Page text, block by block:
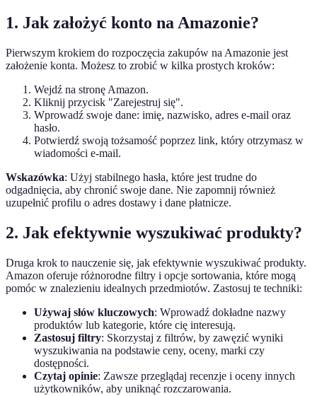
1. Jak założyć konto na Amazonie?
Pierwszym krokiem do rozpoczęcia zakupów na Amazonie jest
założenie konta. Możesz to zrobić w kilka prostych kroków:
Wejdź na stronę Amazon.
Kliknij przycisk "Zarejestruj się".
Wprowadź swoje dane: imię, nazwisko, adres e-mail oraz
hasło.
Potwierdź swoją tożsamość poprzez link, który otrzymasz w
wiadomości e-mail.
Wskazówka: Użyj stabilnego hasła, które jest trudne do
odgadnięcia, aby chronić swoje dane. Nie zapomnij również
uzupełnić profilu o adres dostawy i dane płatnicze.
2. Jak efektywnie wyszukiwać produkty?
Druga krok to nauczenie się, jak efektywnie wyszukiwać produkty.
Amazon oferuje różnorodne filtry i opcje sortowania, które mogą
pomóc w znalezieniu idealnych przedmiotów. Zastosuj te techniki:
Używaj słów kluczowych: Wprowadź dokładne nazwy
produktów lub kategorie, które cię interesują.
Zastosuj filtry: Skorzystaj z filtrów, by zawęzić wyniki
wyszukiwania na podstawie ceny, oceny, marki czy
dostępności.
Czytaj opinie: Zawsze przeglądaj recenzje i oceny innych
użytkowników, aby uniknąć rozczarowania.